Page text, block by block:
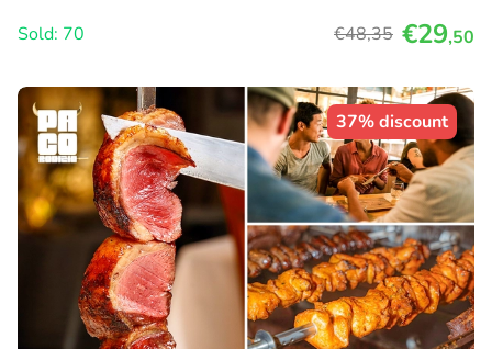
Sold: 70
€48,35 €29,50
37% discount